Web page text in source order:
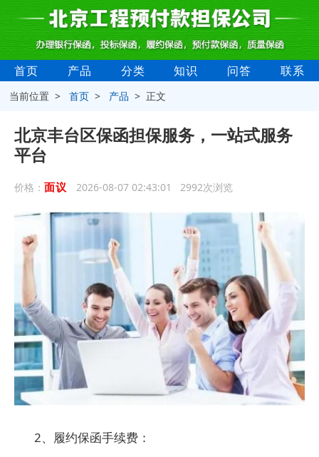
首页 产品 分类 知识 问答 联系
当前位置 >首页 > 产品 > 正文
北京丰台区保函担保服务，一站式服务
平台
价格： 面议 2026-08-07 02:43:01 2992次浏览
2、履约保函手续费：